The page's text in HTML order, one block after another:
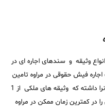
وثیقه و سندهای اجاره ای در
اجاره فیش حقوقی در مراوه تامین
نماید ، این مجموعه همچنین توانایی آنرا داشته که وثیقه های ملکی از 1
میلیارد تومان را در کمترین زمان ممکن در مراوه